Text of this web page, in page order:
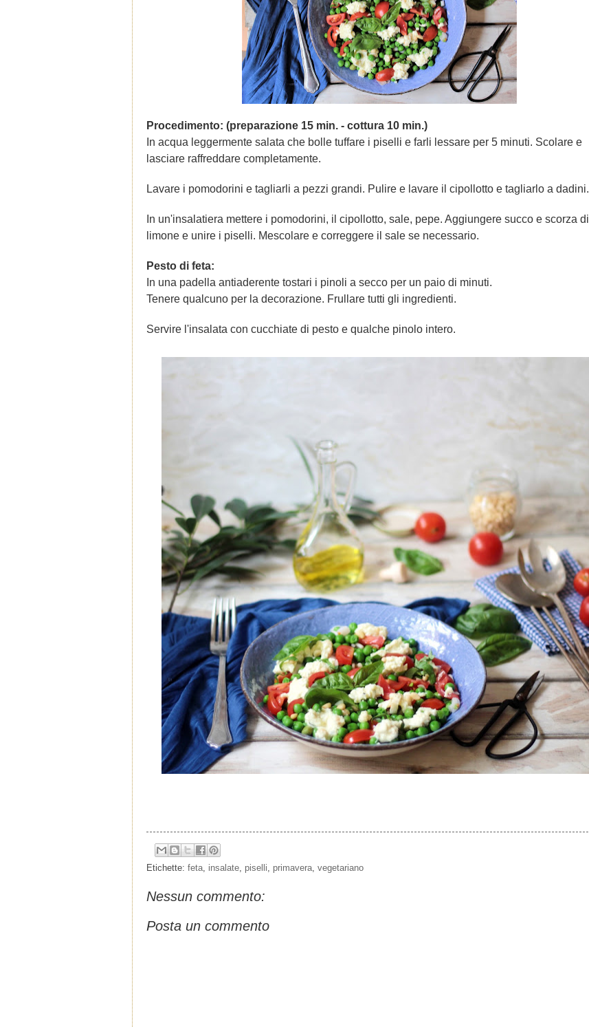
Procedimento: (preparazione 15 min. - cottura 10 min.)
In acqua leggermente salata che bolle tuffare i piselli e farli lessare per 5 minuti. Scolare e
lasciare raffreddare completamente.
Lavare i pomodorini e tagliarli a pezzi grandi. Pulire e lavare il cipollotto e tagliarlo a dadini.
In un'insalatiera mettere i pomodorini, il cipollotto, sale, pepe. Aggiungere succo e scorza di
limone e unire i piselli. Mescolare e correggere il sale se necessario.
Pesto di feta:
In una padella antiaderente tostari i pinoli a secco per un paio di minuti.
Tenere qualcuno per la decorazione. Frullare tutti gli ingredienti.
Servire l'insalata con cucchiate di pesto e qualche pinolo intero.
Etichette: feta, insalate, piselli, primavera, vegetariano
Nessun commento:
Posta un commento